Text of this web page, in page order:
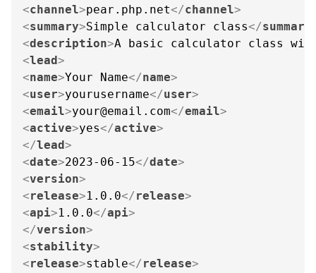
<channel>pear.php.net</channel>
<summary>Simple calculator class</summary
<description>A basic calculator class
<lead>
<name>Your Name</name>
<user>yourusername</user>
<email>your@email.com</email>
<active>yes</active>
</lead>
<date>2023-06-15</date>
<version>
<release>1.0.0</release>
<api>1.0.0</api>
</version>
<stability>
<release>stable</release>